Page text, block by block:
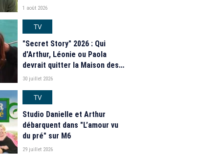
Matéo, Jade Leboeuf... Le
de la télé-réalité de W9
1 août 2026
TV
"Secret Story" 2026 : Qui
d'Arthur, Léonie ou Paola
devrait quitter la Maison des
secrets ce soir ? Les
30 juillet 2026
TV
Studio Danielle et Arthur
débarquent dans "L’amour vu
du pré" sur M6
29 juillet 2026